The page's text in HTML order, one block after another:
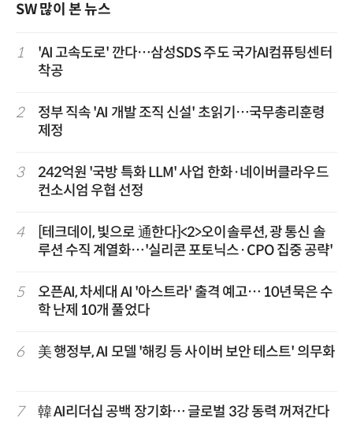
SW 많이 본 뉴스
1
'AI 고속도로' 깐다…삼성SDS 주도 국가AI컴퓨팅센터
착공
2
정부 직속 'AI 개발 조직 신설' 초읽기…국무총리훈령
제정
3
242억원 '국방 특화 LLM' 사업 한화·네이버클라우드
컨소시엄 우협 선정
4
[테크데이, 빛으로 通한다]<2>오이솔루션, 광 통신 솔
루션 수직 계열화…'실리콘 포토닉스·CPO 집중 공략'
5
오픈AI, 차세대 AI '아스트라' 출격 예고… 10년묵은 수
학 난제 10개 풀었다
6 美 행정부, AI 모델 '해킹 등 사이버 보안 테스트' 의무화
7 韓 AI리더십 공백 장기화… 글로벌 3강 동력 꺼져간다